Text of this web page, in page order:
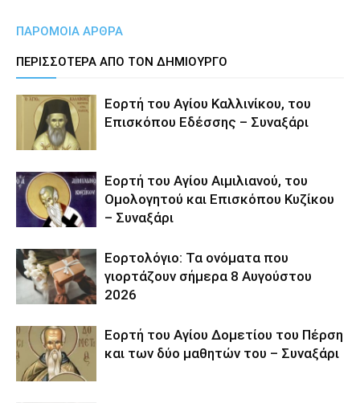
ΠΑΡΟΜΟΙΑ ΑΡΘΡΑ
ΠΕΡΙΣΣΟΤΕΡΑ ΑΠΟ ΤΟΝ ΔΗΜΙΟΥΡΓΟ
Εορτή του Αγίου Καλλινίκου, του
Επισκόπου Εδέσσης – Συναξάρι
Εορτή του Αγίου Αιμιλιανού, του
Ομολογητού και Επισκόπου Κυζίκου
– Συναξάρι
Εορτολόγιο: Τα ονόματα που
γιορτάζουν σήμερα 8 Αυγούστου
2026
Εορτή του Αγίου Δομετίου του Πέρση
και των δύο μαθητών του – Συναξάρι